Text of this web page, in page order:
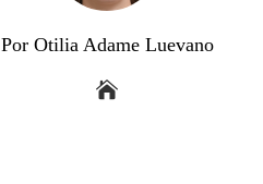
Por Otilia Adame Luevano